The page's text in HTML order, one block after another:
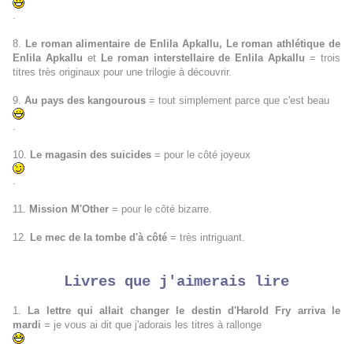
.
8. Le roman alimentaire de Enlila Apkallu, Le roman athlétique de
Enlila Apkallu et Le roman interstellaire de Enlila Apkallu = trois
titres très originaux pour une trilogie à découvrir.
9. Au pays des kangourous = tout simplement parce que c'est beau
.
10. Le magasin des suicides = pour le côté joyeux
.
11. Mission M'Other = pour le côté bizarre.
12. Le mec de la tombe d'à côté = très intriguant.
Livres que j'aimerais lire
1.
La lettre qui allait changer le destin d'Harold Fry arriva le
mardi = je vous ai dit que j'adorais les titres à rallonge